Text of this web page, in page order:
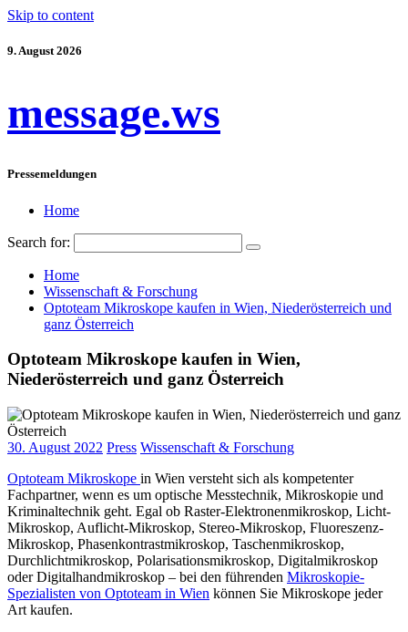
Skip to content
9. August 2026
message.ws
Pressemeldungen
Home
Search for:
Home
Wissenschaft & Forschung
Optoteam Mikroskope kaufen in Wien, Niederösterreich und
ganz Österreich
Optoteam Mikroskope kaufen in Wien,
Niederösterreich und ganz Österreich
30. August 2022 Press Wissenschaft & Forschung
Optoteam Mikroskope in Wien versteht sich als kompetenter
Fachpartner, wenn es um optische Messtechnik, Mikroskopie und
Kriminaltechnik geht. Egal ob Raster-Elektronenmikroskop, Licht-
Mikroskop, Auflicht-Mikroskop, Stereo-Mikroskop, Fluoreszenz-
Mikroskop, Phasenkontrastmikroskop, Taschenmikroskop,
Durchlichtmikroskop, Polarisationsmikroskop, Digitalmikroskop
oder Digitalhandmikroskop – bei den führenden Mikroskopie-
Spezialisten von Optoteam in Wien können Sie Mikroskope jeder
Art kaufen.